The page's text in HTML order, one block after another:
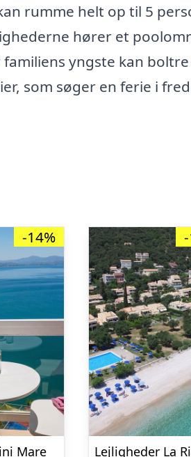
rumme helt op til 5
hører et
yngste kan
som søger en ferie i
-14%
Mare